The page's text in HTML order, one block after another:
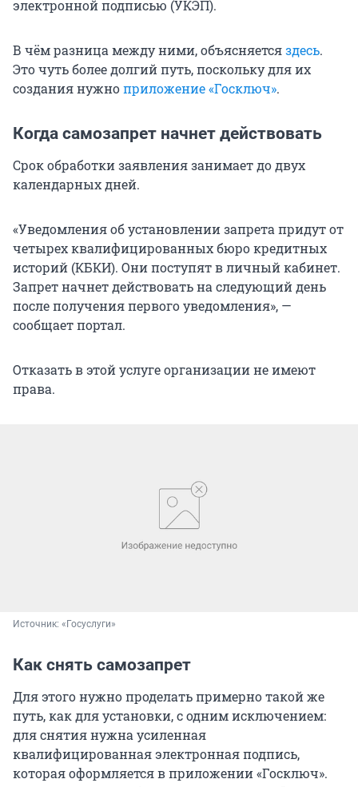
электронной подписью (УКЭП).
В чём разница между ними, объясняетсяздесь.
Это чуть более долгий путь, поскольку для их
создания нужноприложение «Госключ».
Когда самозапрет начнет действовать
Срок обработки заявления занимает до двух
календарных дней.
«Уведомления об установлении запрета придут от
четырех квалифицированных бюро кредитных
историй (КБКИ). Они поступят в личный кабинет.
Запрет начнет действовать на следующий день
после получения первого уведомления», —
сообщает портал.
Отказать в этой услуге организации не имеют
права.
Источник: «Госуслуги»
Как снять самозапрет
Для этого нужно проделать примерно такой же
путь, как для установки, с одним исключением:
для снятия нужна усиленная
квалифицированная электронная подпись,
которая оформляется в приложении «Госключ».